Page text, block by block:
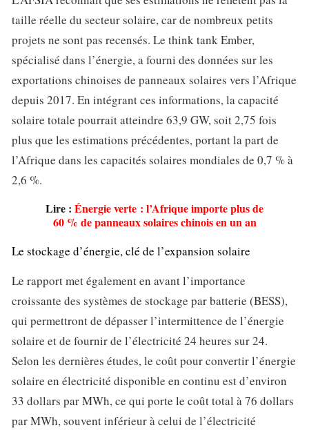
taille réelle du secteur solaire, car de nombreux petits
projets ne sont pas recensés. Le think tank Ember,
spécialisé dans l’énergie, a fourni des données sur les
exportations chinoises de panneaux solaires vers l’Afrique
depuis 2017. En intégrant ces informations, la capacité
solaire totale pourrait atteindre 63,9 GW, soit 2,75 fois
plus que les estimations précédentes, portant la part de
l’Afrique dans les capacités solaires mondiales de 0,7 % à
2,6 %.
Lire : Énergie verte : l’Afrique importe plus de
60 % de panneaux solaires chinois en un an
Le stockage d’énergie, clé de l’expansion solaire
Le rapport met également en avant l’importance
croissante des systèmes de stockage par batterie (BESS),
qui permettront de dépasser l’intermittence de l’énergie
solaire et de fournir de l’électricité 24 heures sur 24.
Selon les dernières études, le coût pour convertir l’énergie
solaire en électricité disponible en continu est d’environ
33 dollars par MWh, ce qui porte le coût total à 76 dollars
par MWh, souvent inférieur à celui de l’électricité